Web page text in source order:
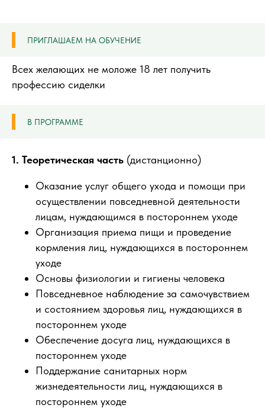
ПРИГЛАШАЕМ НА ОБУЧЕНИЕ
Всех желающих не моложе 18 лет получить
профессию сиделки
В ПРОГРАММЕ
1. Теоретическая часть (дистанционно)
Оказание услуг общего ухода и помощи при
осуществлении повседневной деятельности
лицам, нуждающимся в постороннем уходе
Организация приема пищи и проведение
кормления лиц, нуждающихся в постороннем
уходе
Основы физиологии и гигиены человека
Повседневное наблюдение за самочувствием
и состоянием здоровья лиц, нуждающихся в
постороннем уходе
Обеспечение досуга лиц, нуждающихся в
постороннем уходе
Поддержание санитарных норм
жизнедеятельности лиц, нуждающихся в
постороннем уходе